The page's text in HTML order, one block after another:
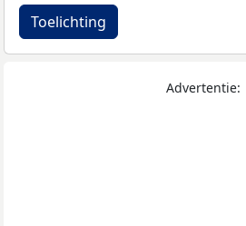
Toelichting
Advertentie: